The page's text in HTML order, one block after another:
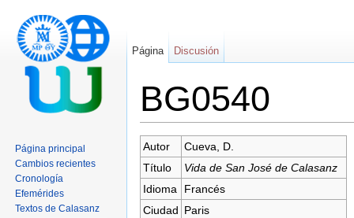
BG0540
Autor
Cueva, D.
Título
Vida de San José de Calasanz
Idioma
Francés
Ciudad Paris
Página Discusión
Página principal
Cambios recientes
Cronología
Efemérides
Textos de Calasanz